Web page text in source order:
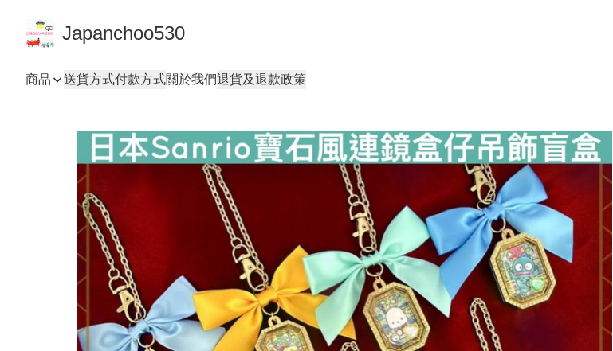
Japanchoo530
商品 送貨方式付款方式關於我們退貨及退款政策